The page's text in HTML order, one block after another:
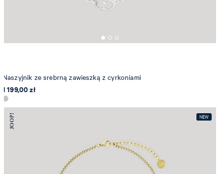
Naszyjnik ze srebrną zawieszką z cyrkoniami
1 199,00 zł